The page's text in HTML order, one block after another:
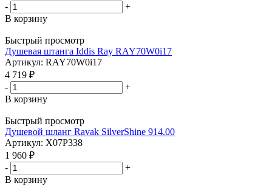
-
+
В корзину
Быстрый просмотр
Душевая штанга Iddis Ray RAY70W0i17
Артикул: RAY70W0i17
4 719 ₽
-
+
В корзину
Быстрый просмотр
Душевой шланг Ravak SilverShine 914.00
Артикул: X07P338
1 960 ₽
-
+
В корзину